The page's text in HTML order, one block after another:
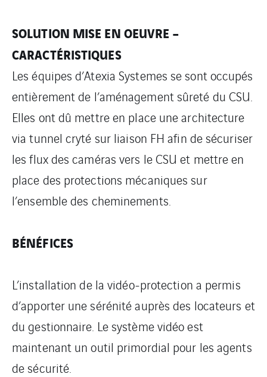
SOLUTION MISE EN OEUVRE –
CARACTÉRISTIQUES
Les équipes d’Atexia Systemes se sont occupés
entièrement de l’aménagement sûreté du CSU.
Elles ont dû mettre en place une architecture
via tunnel cryté sur liaison FH afin de sécuriser
les flux des caméras vers le CSU et mettre en
place des protections mécaniques sur
l’ensemble des cheminements.
BÉNÉFICES
L’installation de la vidéo-protection a permis
d’apporter une sérénité auprès des locateurs et
du gestionnaire. Le système vidéo est
maintenant un outil primordial pour les agents
de sécurité.